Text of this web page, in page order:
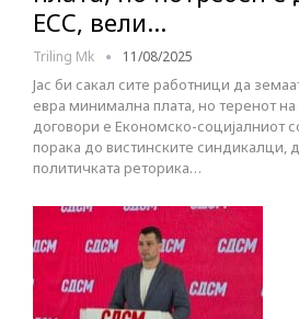
ЕСС, вели…
Triling Mk 11/08/2025
Јас би сакал сите работници да
евра минимална плата, но теренот на
договори е Економско-социјалниот
порака до вистинските синдикалци,
политичката реторика…